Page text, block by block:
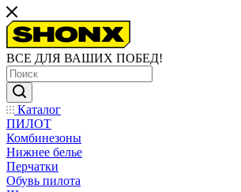
ВСЕ ДЛЯ ВАШИХ ПОБЕД!
Каталог
ПИЛОТ
Комбинезоны
Нижнее белье
Перчатки
Обувь пилота